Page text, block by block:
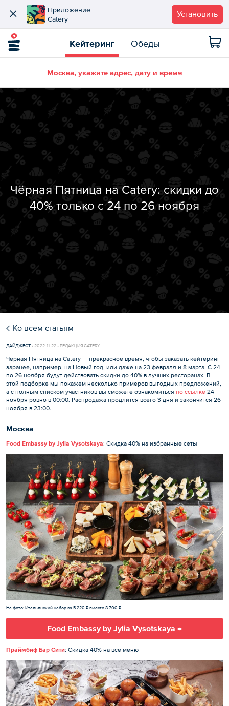
Приложение
Catery
Установить
Кейтеринг Обеды
Москва, укажите адрес, дату и время
Чёрная Пятница на Catery: скидки до
40% только с 24 по 26 ноября
Ко всем статьям
ДАЙДЖЕСТ • 2022-11-22 • РЕДАКЦИЯ CATERY
Чёрная Пятница на Catery — прекрасное время, чтобы заказать кейтеринг
заранее, например, на Новый год, или даже на 23 февраля и 8 марта. С 24
по 26 ноября будут действовать скидки до 40% в лучших ресторанах. В
этой подборке мы покажем несколько примеров выгодных предложений,
а с полным списком участников вы сможете ознакомиться по ссылке 24
ноября ровно в 00:00. Распродажа продлится всего 3 дня и закончится 26
ноября в 23:00.
Москва
Food Embassy by Jylia Vysotskaya: Скидка 40% на избранные сеты
На фото: Итальянский набор за 5 220 ₽ вместо 8 700 ₽
Food Embassy by Jylia Vysotskaya →
Праймбиф Бар Сити: Скидка 40% на всё меню